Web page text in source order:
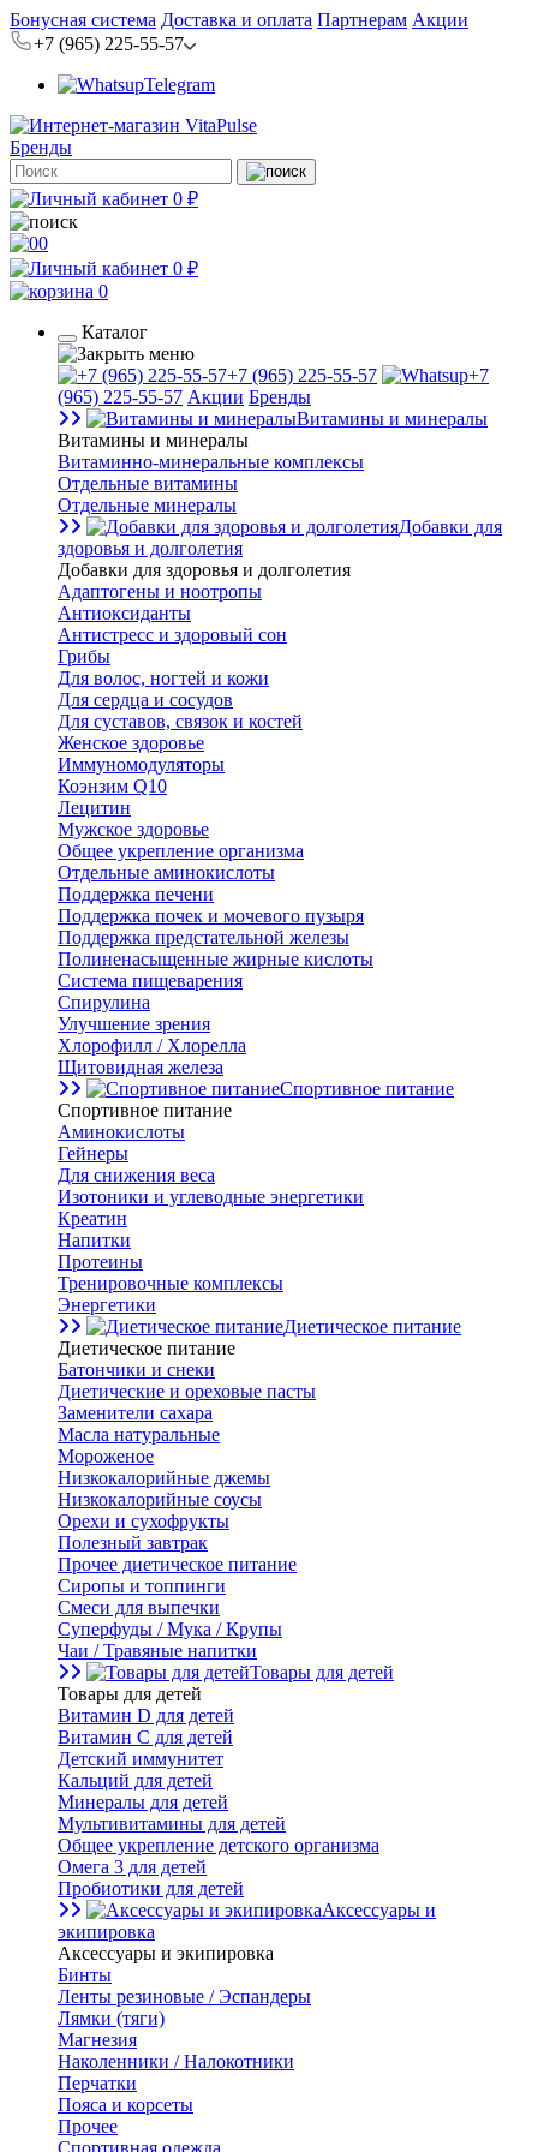
Бонусная система Доставка и оплата Партнерам Акции
+7 (965) 225-55-57
Telegram
Бренды
0 ₽
0
0 ₽
0
Каталог
+7 (965) 225-55-57
+7
(965) 225-55-57 Акции Бренды
Витамины и минералы
Витамины и минералы
Витаминно-минеральные комплексы
Отдельные витамины
Отдельные минералы
Добавки для
здоровья и долголетия
Добавки для здоровья и долголетия
Адаптогены и ноотропы
Антиоксиданты
Антистресс и здоровый сон
Грибы
Для волос, ногтей и кожи
Для сердца и сосудов
Для суставов, связок и костей
Женское здоровье
Иммуномодуляторы
Коэнзим Q10
Лецитин
Мужское здоровье
Общее укрепление организма
Отдельные аминокислоты
Поддержка печени
Поддержка почек и мочевого пузыря
Поддержка предстательной железы
Полиненасыщенные жирные кислоты
Система пищеварения
Спирулина
Улучшение зрения
Хлорофилл / Хлорелла
Щитовидная железа
Спортивное питание
Спортивное питание
Аминокислоты
Гейнеры
Для снижения веса
Изотоники и углеводные энергетики
Креатин
Напитки
Протеины
Тренировочные комплексы
Энергетики
Диетическое питание
Диетическое питание
Батончики и снеки
Диетические и ореховые пасты
Заменители сахара
Масла натуральные
Мороженое
Низкокалорийные джемы
Низкокалорийные соусы
Орехи и сухофрукты
Полезный завтрак
Прочее диетическое питание
Сиропы и топпинги
Смеси для выпечки
Суперфуды / Мука / Крупы
Чаи / Травяные напитки
Товары для детей
Товары для детей
Витамин D для детей
Витамин С для детей
Детский иммунитет
Кальций для детей
Минералы для детей
Мультивитамины для детей
Общее укрепление детского организма
Омега 3 для детей
Пробиотики для детей
Аксессуары и
экипировка
Аксессуары и экипировка
Бинты
Ленты резиновые / Эспандеры
Лямки (тяги)
Магнезия
Наколенники / Налокотники
Перчатки
Пояса и корсеты
Прочее
Спортивная одежда